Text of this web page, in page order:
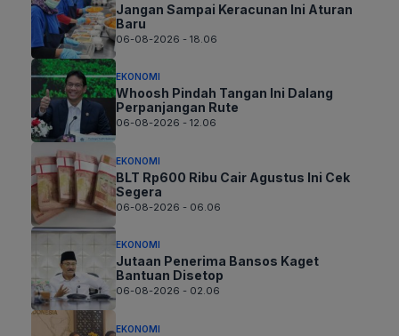
Jangan Sampai Keracunan Ini Aturan
Baru
06-08-2026 - 18.06
EKONOMI
Whoosh Pindah Tangan Ini Dalang
Perpanjangan Rute
06-08-2026 - 12.06
EKONOMI
BLT Rp600 Ribu Cair Agustus Ini Cek
Segera
06-08-2026 - 06.06
EKONOMI
Jutaan Penerima Bansos Kaget
Bantuan Disetop
06-08-2026 - 02.06
EKONOMI